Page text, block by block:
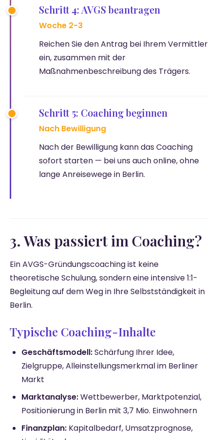
Schritt 4: AVGS beantragen
Woche 2-3
Reichen Sie den Antrag bei Ihrem Vermittler
ein, zusammen mit der
Maßnahmenbeschreibung des Trägers.
Schritt 5: Coaching beginnen
Nach Bewilligung
Nach der Bewilligung kann das Coaching
sofort starten — bei uns auch online, ohne
lange Anreisewege in Berlin.
3. Was passiert im Coaching?
Ein AVGS-Gründungscoaching ist keine
theoretische Schulung, sondern eine intensive 1:1-
Begleitung auf dem Weg in Ihre Selbstständigkeit in
Berlin.
Typische Coaching-Inhalte
Geschäftsmodell:Schärfung Ihrer Idee,
Zielgruppe, Alleinstellungsmerkmal im Berliner
Markt
Marktanalyse:Wettbewerber, Marktpotenzial,
Positionierung in Berlin mit 3,7 Mio. Einwohnern
Finanzplan: Kapitalbedarf, Umsatzprognose,